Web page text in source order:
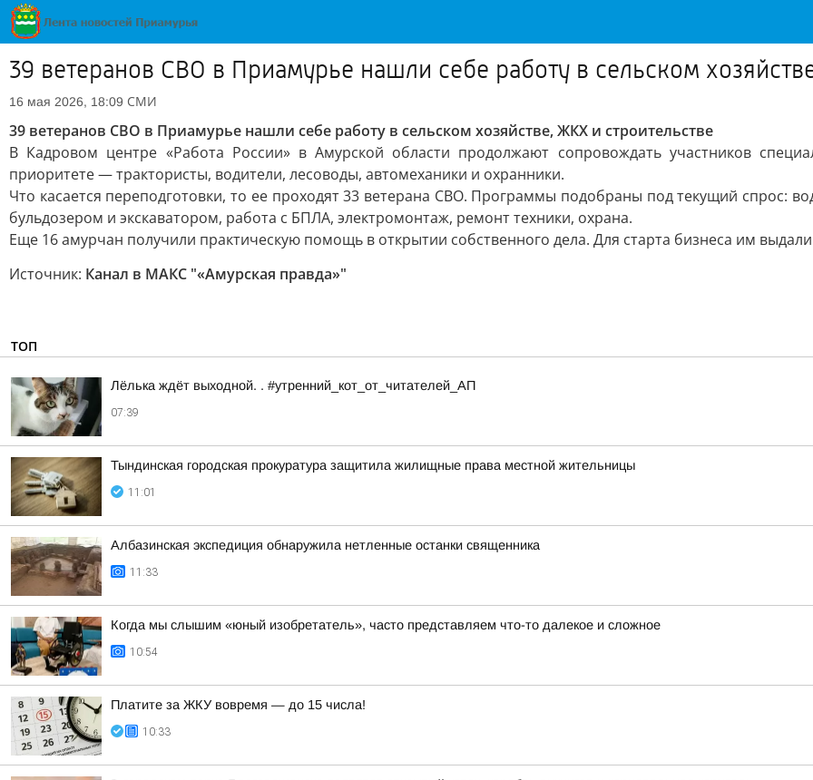
39 ветеранов СВО в Приамурье нашли себе работу в сельском
16 мая 2026, 18:09 СМИ
39 ветеранов СВО в Приамурье нашли себе работу в сельском хозяйстве, ЖКХ и строительстве
В Кадровом центре «Работа России» в Амурской области продолжают сопровождать участников
приоритете — трактористы, водители, лесоводы, автомеханики и охранники.
Что касается переподготовки, то ее проходят 33 ветерана СВО. Программы подобраны под текущий спрос:
бульдозером и экскаватором, работа с БПЛА, электромонтаж, ремонт техники, охрана.
Еще 16 амурчан получили практическую помощь в открытии собственного дела. Для старта бизнеса им
Источник: Канал в МАКС "«Амурская правда»"
ТОП
Лёлька ждёт выходной. . #утренний_кот_от_читателей_АП
07:39
Тындинская городская прокуратура защитила жилищные права местной жительницы
11:01
Албазинская экспедиция обнаружила нетленные останки священника
11:33
Когда мы слышим «юный изобретатель», часто представляем что-то далекое и сложное
10:54
Платите за ЖКУ вовремя — до 15 числа!
10:33